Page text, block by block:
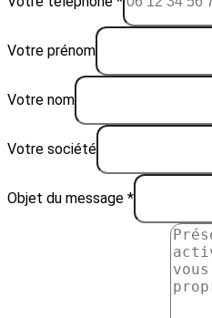
Votre prénom
Votre nom
Votre société
Objet du message *